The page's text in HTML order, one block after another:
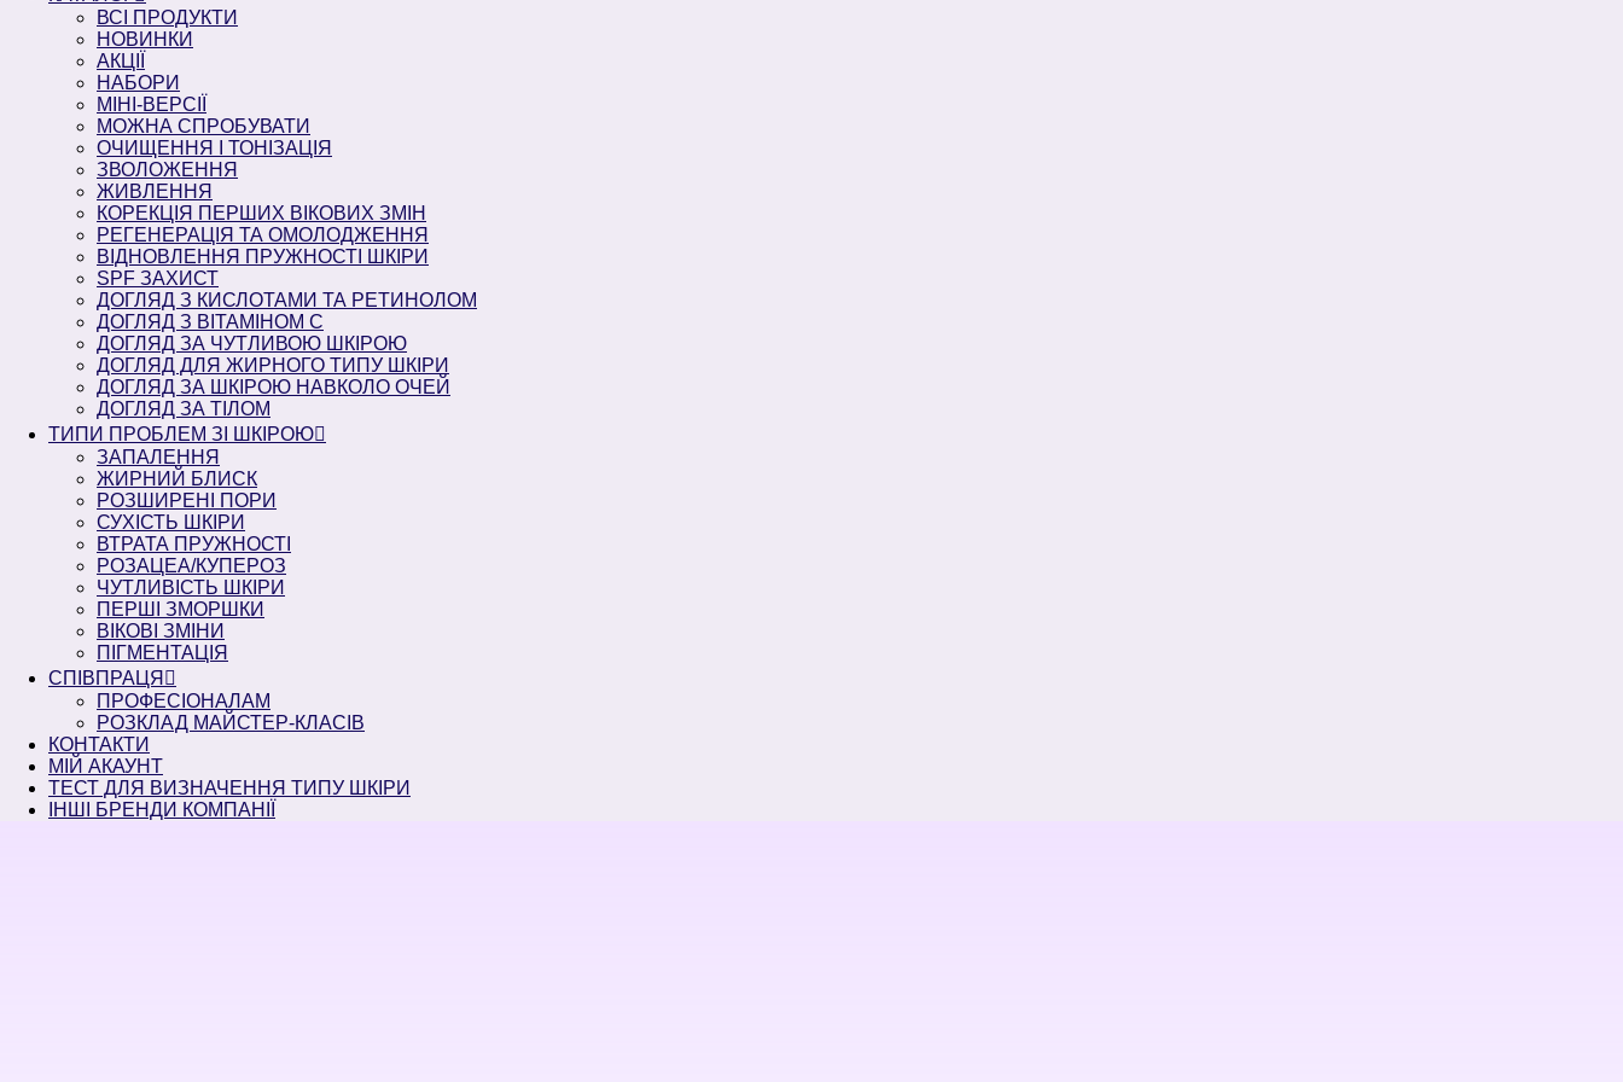
ВСІ ПРОДУКТИ
НОВИНКИ
АКЦІЇ
НАБОРИ
МІНІ-ВЕРСІЇ
МОЖНА СПРОБУВАТИ
ОЧИЩЕННЯ І ТОНІЗАЦІЯ
ЗВОЛОЖЕННЯ
ЖИВЛЕННЯ
КОРЕКЦІЯ ПЕРШИХ ВІКОВИХ ЗМІН
РЕГЕНЕРАЦІЯ ТА ОМОЛОДЖЕННЯ
ВІДНОВЛЕННЯ ПРУЖНОСТІ ШКІРИ
SPF ЗАХИСТ
ДОГЛЯД З КИСЛОТАМИ ТА РЕТИНОЛОМ
ДОГЛЯД З ВІТАМІНОМ С
ДОГЛЯД ЗА ЧУТЛИВОЮ ШКІРОЮ
ДОГЛЯД ДЛЯ ЖИРНОГО ТИПУ ШКІРИ
ДОГЛЯД ЗА ШКІРОЮ НАВКОЛО ОЧЕЙ
ДОГЛЯД ЗА ТІЛОМ
ТИПИ ПРОБЛЕМ ЗІ ШКІРОЮ
ЗАПАЛЕННЯ
ЖИРНИЙ БЛИСК
РОЗШИРЕНІ ПОРИ
СУХІСТЬ ШКІРИ
ВТРАТА ПРУЖНОСТІ
РОЗАЦЕА/КУПЕРОЗ
ЧУТЛИВІСТЬ ШКІРИ
ПЕРШІ ЗМОРШКИ
ВІКОВІ ЗМІНИ
ПІГМЕНТАЦІЯ
СПІВПРАЦЯ
ПРОФЕСІОНАЛАМ
РОЗКЛАД МАЙСТЕР-КЛАСІВ
КОНТАКТИ
МІЙ АКАУНТ
ТЕСТ ДЛЯ ВИЗНАЧЕННЯ ТИПУ ШКІРИ
ІНШІ БРЕНДИ КОМПАНІЇ